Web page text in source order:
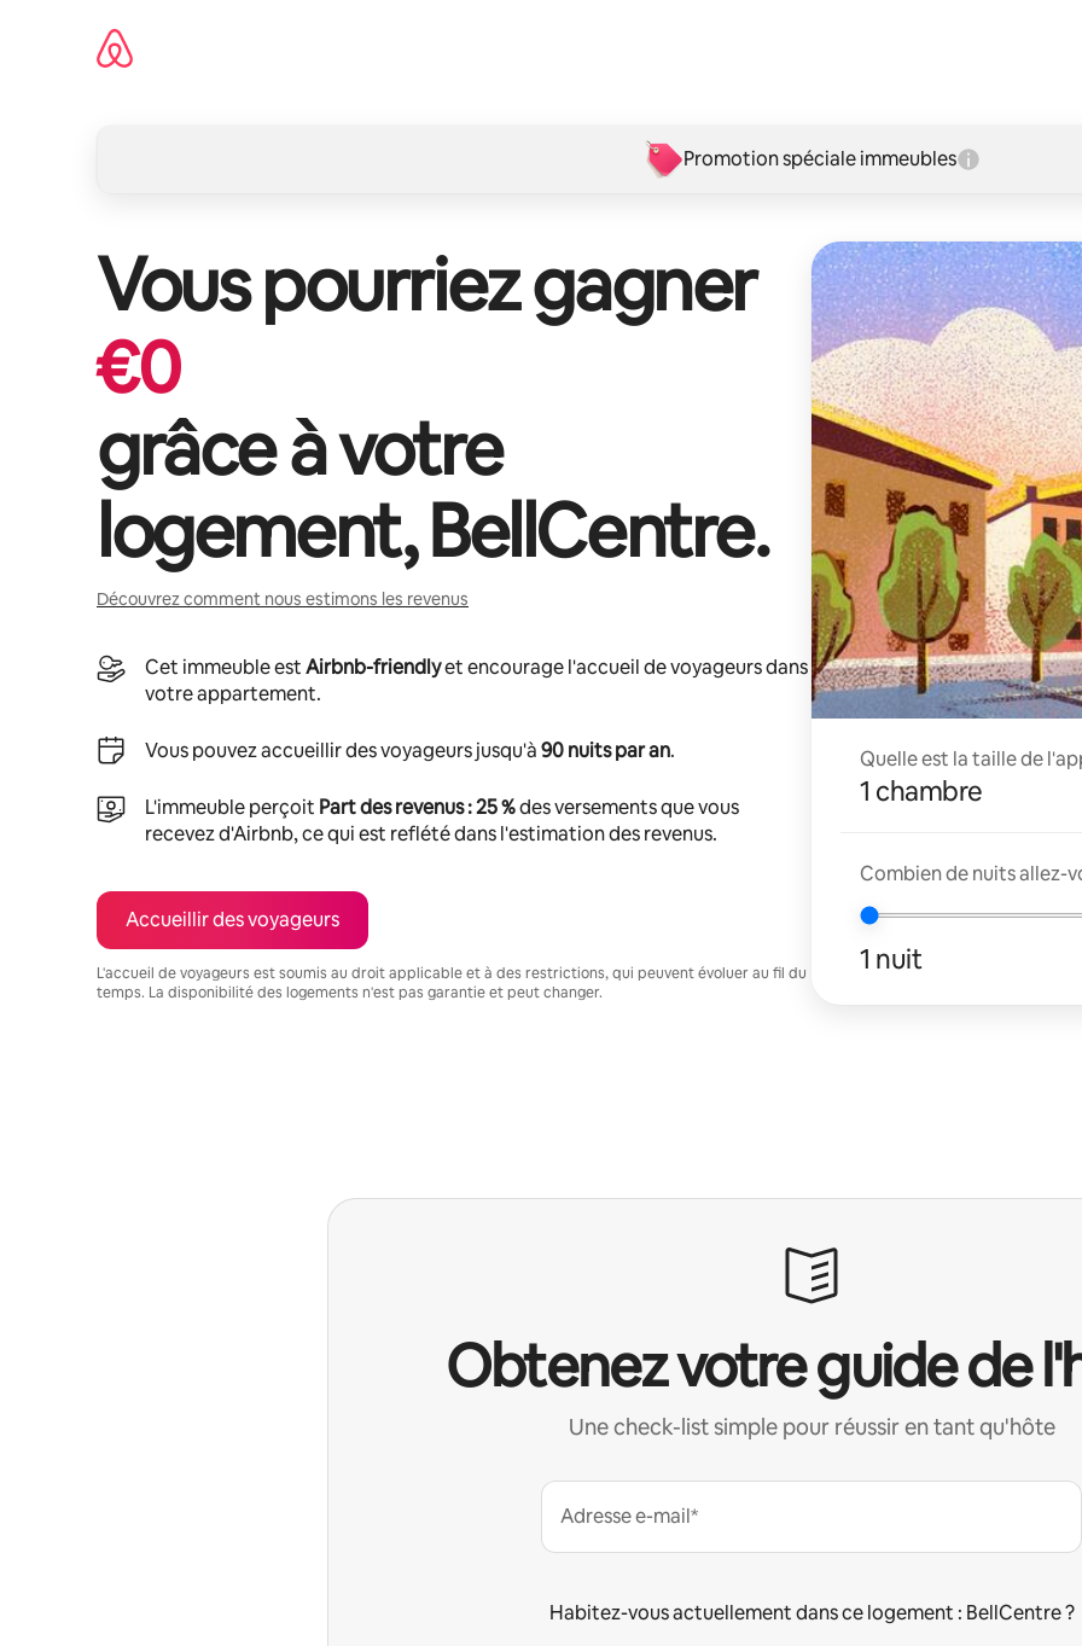
Promotion spéciale immeubles
Vous pourriez gagner
€0
grâce à votre
logement,BellCentre.
Découvrez comment nous estimons les revenus
Cet immeuble estAirbnb-friendlyet encourage l'accueil de voyageurs dans
votre appartement.
Vous pouvez accueillir des voyageurs jusqu'à90 nuits par an.
L'immeuble perçoit Part des revenus : 25 %des versements que vous
recevez d'Airbnb, ce qui est reflété dans l'estimation des revenus.
Accueillir des voyageurs
L'accueil de voyageurs est soumis au droit applicable et à des restrictions, qui peuvent évoluer au fil du
temps. La disponibilité des logements n'est pas garantie et peut changer.
Quelle est la taille de
1 chambre
Combien de nuits allez-
1 nuit
Obtenez votre guide de
Une check-list simple pour réussir en tant qu'hôte
Adresse e-mail*
Habitez-vous actuellement dans ce logement : BellCentre ?